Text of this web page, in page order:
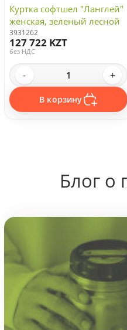
Куртка софтшел "Ланглей"
женская, зеленый лесной
3931262
127 722 KZT
без НДС
- +
В корзину
Блог о